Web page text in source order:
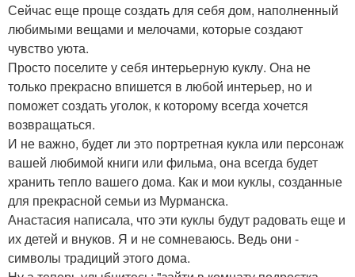
Сейчас еще проще создать для себя дом, наполненный
любимыми вещами и мелочами, которые создают
чувство уюта.
Просто поселите у себя интерьерную куклу. Она не
только прекрасно впишется в любой интерьер, но и
поможет создать уголок, к которому всегда хочется
возвращаться.
И не важно, будет ли это портретная кукла или персонаж
вашей любимой книги или фильма, она всегда будет
хранить тепло вашего дома. Как и мои куклы, созданные
для прекрасной семьи из Мурманска.
Анастасия написала, что эти куклы будут радовать еще и
их детей и внуков. Я и не сомневаюсь. Ведь они -
символы традиций этого дома.